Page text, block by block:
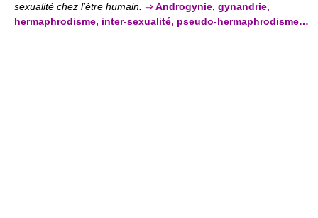
sexualité chez l'être humain. ⇒ Androgynie, gynandrie,
hermaphrodisme, inter-sexualité, pseudo-hermaphrodisme…